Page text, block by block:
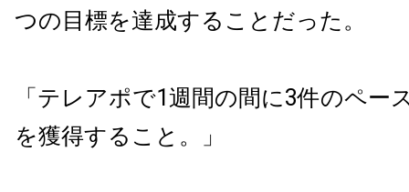
つの目標を達成することだった。
「テレアポで1週間の間に3件のペー
を獲得すること。」